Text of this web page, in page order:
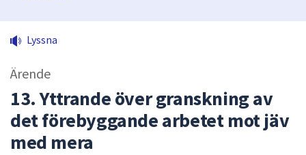
sökfältet
kommer
sökförslag
Lyssna
Ärende
13. Yttrande över granskning av
det förebyggande arbetet mot jäv
med mera